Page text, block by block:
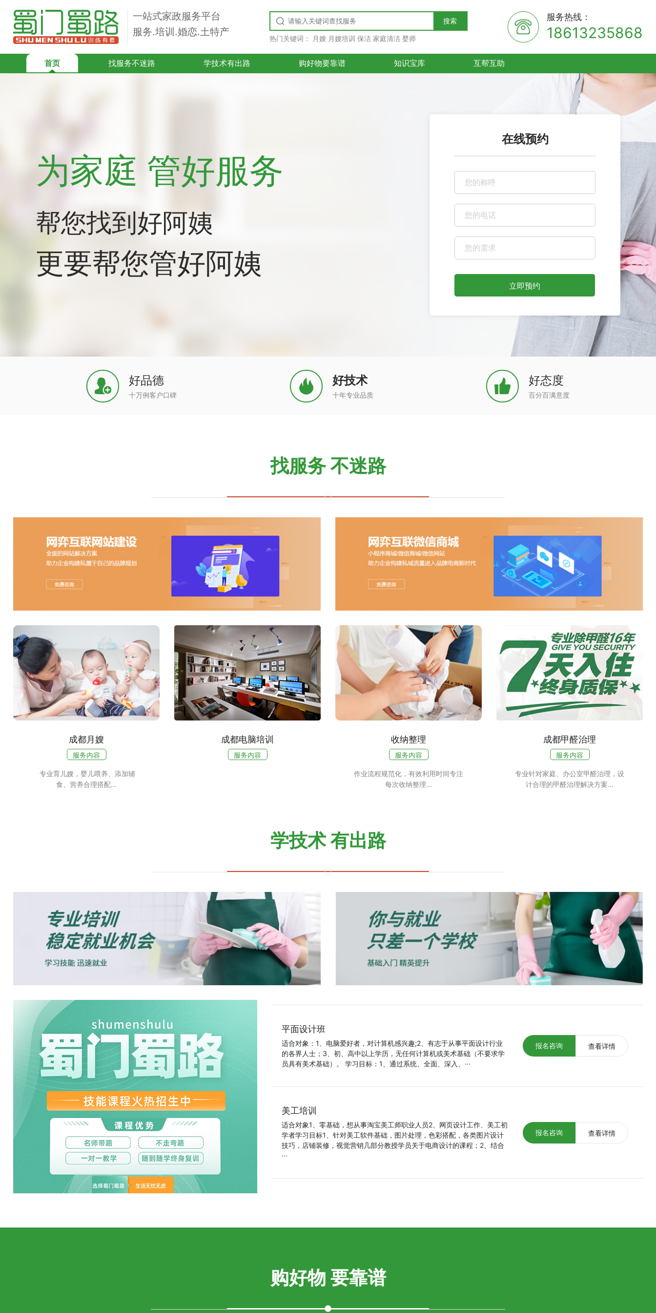
一站式家政服务平台
服务.培训.婚恋.土特产
搜索
热门关键词： 月嫂 月嫂培训 保洁 家庭清洁 婴师
服务热线：
18613235868
首页 找服务不迷路 学技术有出路 购好物要靠谱 知识宝库 互帮互助
为家庭 管好服务
帮您找到好阿姨
更要帮您管好阿姨
在线预约
立即预约
好品德
十万例客户口碑
好技术
十年专业品质
好态度
百分百满意度
找服务 不迷路
成都月嫂
服务内容
专业育儿嫂，婴儿喂养、添加辅
食、营养合理搭配...
成都电脑培训
服务内容
收纳整理
服务内容
作业流程规范化，有效利用时间专注
每次收纳整理...
成都甲醛治理
服务内容
专业针对家庭、办公室甲醛治理，设
计合理的甲醛治理解决方案...
学技术 有出路
平面设计班
适合对象：1、电脑爱好者，对计算机感兴趣;2、有志于从事平面设计行业
的各界人士；3、初、高中以上学历，无任何计算机或美术基础（不要求学
员具有美术基础）。 学习目标：1、通过系统、全面、深入、···
报名咨询 查看详情
美工培训
适合对象1、零基础，想从事淘宝美工师职业人员2、网页设计工作、美工初
学者学习目标1、针对美工软件基础，图片处理，色彩搭配，各类图片设计
技巧，店铺装修，视觉营销几部分教授学员关于电商设计的课程；2、结合
···
报名咨询 查看详情
购好物 要靠谱